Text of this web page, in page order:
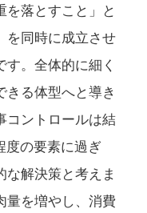
を落とすこと」と
を同時に成立させ
。全体的に細く
きる体型へと導き
コントロールは結
度の要素に過ぎ
な解決策と考えま
量を増やし、消費